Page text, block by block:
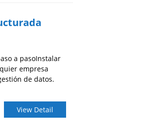
a pasoInstalar
empresa
de datos.
View Detail